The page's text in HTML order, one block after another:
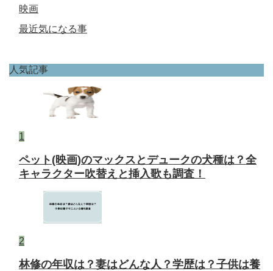
映画
最近気になる事
人気記事
1
ペット(映画)のマックスとデュークの犬種は？全
キャラクター吹替えと挿入歌も調査！
2
林修の年収は？妻はどんな人？学歴は？子供は養